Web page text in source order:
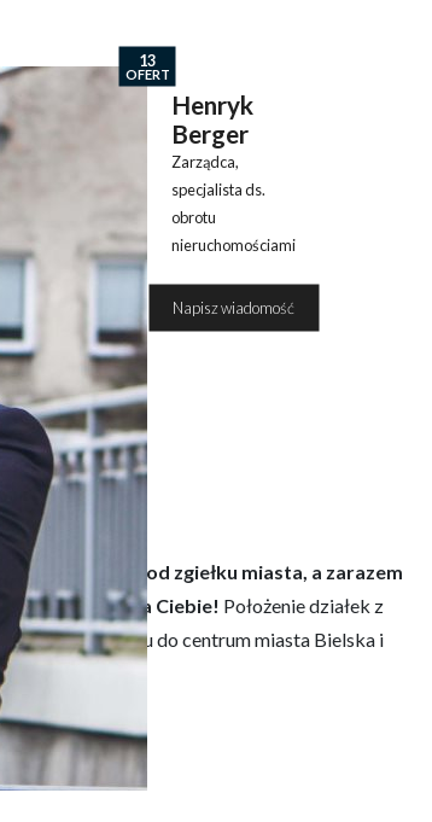
Henryk
Berger
Zarządca,
specjalista ds.
obrotu
nieruchomościami
Napisz wiadomość
13
OFERT
mógł uciec od zgiełku miasta, a zarazem
jest idealna dla Ciebie! Położenie działek z
i łatwy dojazdu do centrum miasta Bielska i